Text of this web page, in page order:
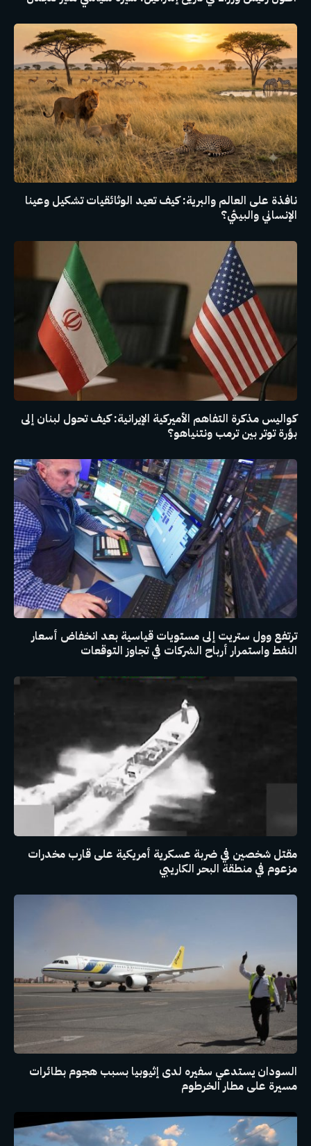
نافذة على العالم والبرية: كيف تعيد الوثائقيات تشكيل وعينا
الإنساني والبيئي؟
كواليس مذكرة التفاهم الأميركية الإيرانية: كيف تحول لبنان إلى
بؤرة توتر بين ترمب ونتنياهو؟
ترتفع وول ستريت إلى مستويات قياسية بعد انخفاض أسعار
النفط واستمرار أرباح الشركات في تجاوز التوقعات
مقتل شخصين في ضربة عسكرية أمريكية على قارب مخدرات
مزعوم في منطقة البحر الكاريبي
السودان يستدعي سفيره لدى إثيوبيا بسبب هجوم بطائرات
مسيرة على مطار الخرطوم